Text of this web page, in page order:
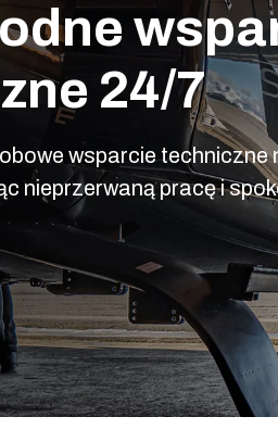
24/7
wsparcie techniczne
nieprzerwaną pracę i